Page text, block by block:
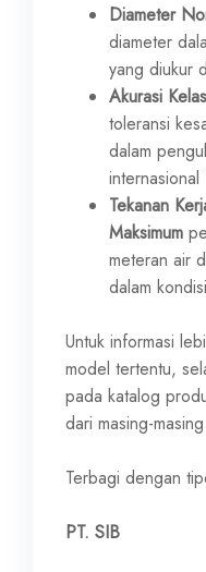
Diameter
diameter
yang diukur
Akurasi Kelas
toleransi
dalam
Tekanan
Maksimum
meteran air
dalam
Untuk informasi
model tertentu,
pada katalog
dari masing-
Terbagi dengan
PT. SIB